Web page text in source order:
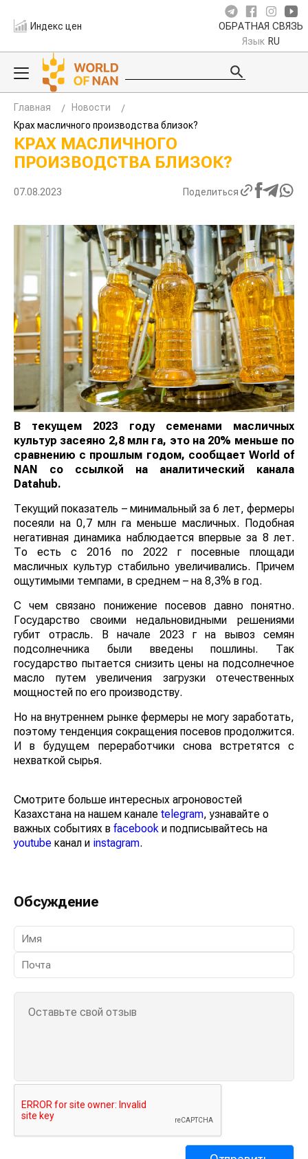
Индекс цен ОБРАТНАЯ СВЯЗЬ
Язык RU
Главная
Новости
Крах масличного производства близок?
КРАХ МАСЛИЧНОГО
ПРОИЗВОДСТВА БЛИЗОК?
07.08.2023 Поделиться
В текущем 2023 году семенами масличных
культур засеяно 2,8 млн га, это на 20% меньше по
сравнению с прошлым годом, сообщает World of
NAN со ссылкой на аналитический канала
Datahub.
Текущий показатель – минимальный за 6 лет, фермеры
посеяли на 0,7 млн га меньше масличных. Подобная
негативная динамика наблюдается впервые за 8 лет.
То есть с 2016 по 2022 г посевные площади
масличных культур стабильно увеличивались. Причем
ощутимыми темпами, в среднем – на 8,3% в год.
С чем связано понижение посевов давно понятно.
Государство своими недальновидными решениями
губит отрасль. В начале 2023 г на вывоз семян
подсолнечника были введены пошлины. Так
государство пытается снизить цены на подсолнечное
масло путем увеличения загрузки отечественных
мощностей по его производству.
Но на внутреннем рынке фермеры не могу заработать,
поэтому тенденция сокращения посевов продолжится.
И в будущем переработчики снова встретятся с
нехваткой сырья.
Смотрите больше интересных агроновостей
Казахстана на нашем канале telegram, узнавайте о
важных событиях в facebook и подписывайтесь на
youtube канал и instagram.
Обсуждение